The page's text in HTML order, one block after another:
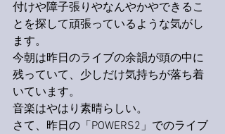
付けや障子張りやなんやかやできるこ
とを探して頑張っているような気がし
ます。
今朝は昨日のライブの余韻が頭の中に
残っていて、少しだけ気持ちが落ち着
いています。
音楽はやはり素晴らしい。
さて、昨日の「POWERS2」でのライブ